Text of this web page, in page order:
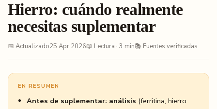
Hierro: cuándo realmente
necesitas suplementar
📅 Actualizado25 Apr 2026📖 Lectura · 3 min📚 Fuentes verificadas
EN RESUMEN
Antes de suplementar: análisis (ferritina, hierro